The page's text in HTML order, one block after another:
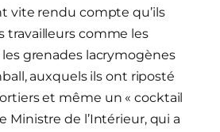
vite rendu compte qu’ils
travailleurs comme les
les grenades lacrymogènes
auxquels ils ont riposté
et même un « cocktail
Ministre de l’Intérieur, qui a